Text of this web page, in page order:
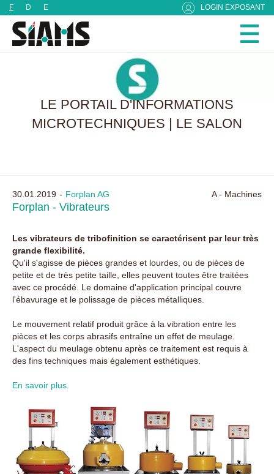
F D E LOGIN EXPOSANT
LE PORTAIL D'INFORMATIONS
MICROTECHNIQUES | LE SALON
30.01.2019 Forplan AG A - Machines
Forplan - Vibrateurs
Les vibrateurs de tribofinition se caractérisent par leur très
grande flexibilité.
Qu'il s'agisse de pièces grandes et lourdes, ou de pièces de
petite et de très petite taille, elles peuvent toutes être traitées
avec ce procédé. Le domaine d'application principal couvre
l'ébavurage et le polissage de pièces métalliques.
Le mouvement relatif produit grâce à la vibration entre les
pièces et les corps abrasifs entraîne un effet de meulage.
L'aspect du meulage obtenu après ce traitement est requis à
des fins techniques mais également esthétiques.
En savoir plus.
Panneau de gestion des cookies